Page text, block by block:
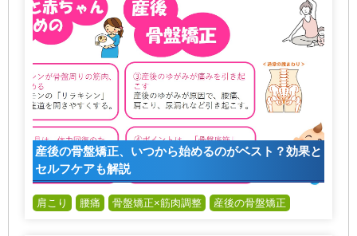
産後の骨盤矯正、いつから始めるのがベスト？効果と
セルフケアも解説
肩こり 腰痛 骨盤矯正×筋肉調整 産後の骨盤矯正